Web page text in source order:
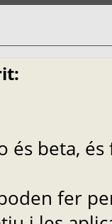
és beta, és
fer